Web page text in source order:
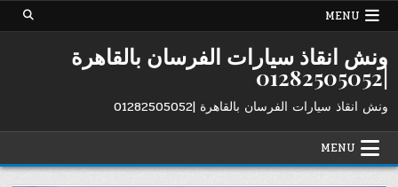
Skip
MENU
ونش انقاذ سيارات الفرسان بالقاهرة
|01282505052
ونش انقاذ سيارات الفرسان بالقاهرة |01282505052
MENU